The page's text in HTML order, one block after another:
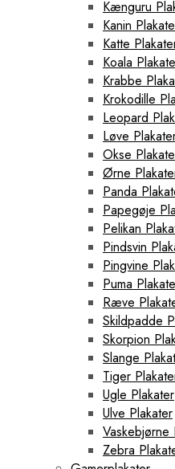
Kænguru
Kanin
Katte
Koala
Krabbe
Krokodille
Leopard
Løve
Okse
Ørne
Panda
Papegøje
Pelikan
Pindsvin
Pingvine
Puma
Ræve
Skildpadde
Skorpion
Slange
Tiger
Ugle Plakater
Ulve Plakater
Vaskebjørne
Zebra